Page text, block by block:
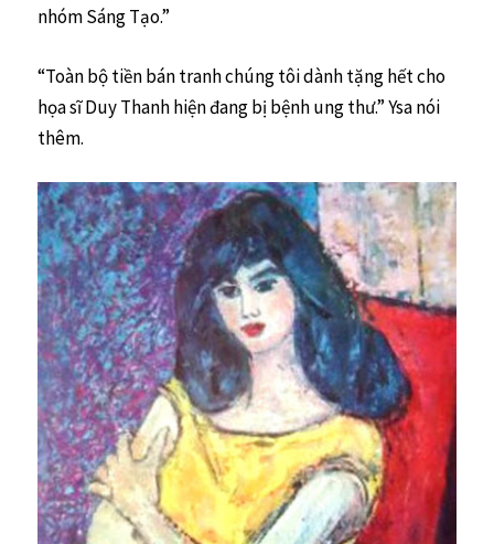
nhóm Sáng Tạo.”
“Toàn bộ tiền bán tranh chúng tôi dành tặng hết cho
họa sĩ Duy Thanh hiện đang bị bệnh ung thư.” Ysa nói
thêm.